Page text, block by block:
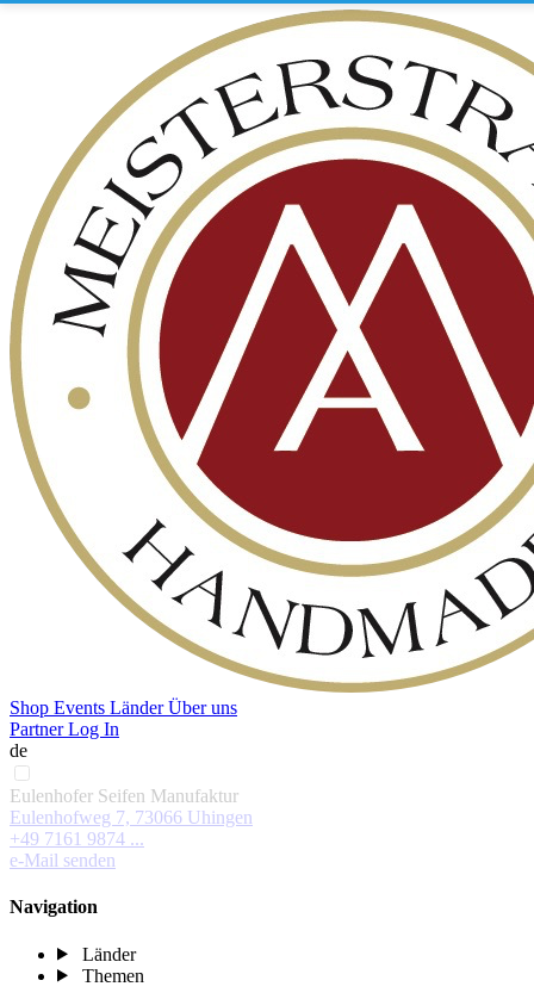
Shop Events LänderÜber uns
Partner Log In
de
Eulenhofer Seifen Manufaktur
Eulenhofweg 7, 73066 Uhingen
+49 7161 9874 ...
e-Mail senden
Navigation
Länder
Themen